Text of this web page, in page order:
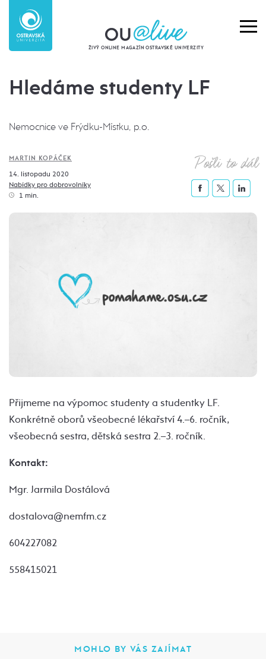
ŽIVÝ ONLINE MAGAZÍN OSTRAVSKÉ UNIVERZITY
Hledáme studenty LF
Nemocnice ve Frýdku-Místku, p.o.
MARTIN KOPÁČEK
14. listopadu 2020
Nabídky pro dobrovolníky
1 min.
Pošli to dál
Přijmeme na výpomoc studenty a studentky LF.
Konkrétně oborů všeobecné lékařství 4.–6. ročník,
všeobecná sestra, dětská sestra 2.–3. ročník.
Kontakt:
Mgr. Jarmila Dostálová
dostalova@nemfm.cz
604227082
558415021
MOHLO BY VÁS ZAJÍMAT